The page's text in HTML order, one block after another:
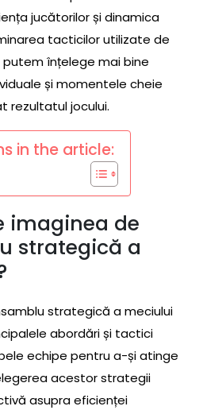
jucătorilor și dinamica
tacticilor utilizate de
înțelege mai bine
și momentele cheie
rezultatul jocului.
in the article:
imaginea de
strategică a
strategică a meciului
abordări și tactici
echipe pentru a-și atinge
acestor strategii
asupra eficienței